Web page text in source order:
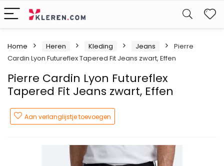
Home Heren Kleding Jeans
Pierre
Cardin Lyon Futureflex Tapered Fit Jeans zwart, Effen
Pierre Cardin Lyon Futureflex
Tapered Fit Jeans zwart, Effen
Aan verlanglijstje toevoegen